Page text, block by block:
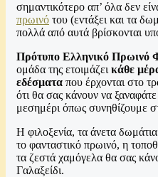
σημαντικότερο απ’ όλα δεν
πρωινό του (εντάξει και τα
πολλά από αυτά βρίσκονται
Πρότυπο Ελληνικό Πρωινό
ομάδα της ετοιμάζει κάθε
εδέσματα που έρχονται στο
ότι θα σας κάνουν να
μεσημέρι όπως συνηθίζουμε
Η φιλοξενία, τα άνετα
το φανταστικό πρωινό, η
τα ζεστά χαμόγελα θα σας
Γαλαξείδι.